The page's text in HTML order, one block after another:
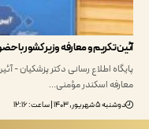
و معارفه وزیر کشور با حضور رئیس
اطلاع رسانی دکتر پزشکیان - آئین
اسکندر مؤمنی…